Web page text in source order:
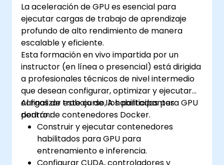
La aceleración de GPU es esencial para
ejecutar cargas de trabajo de aprendizaje
profundo de alto rendimiento de manera
escalable y eficiente.
Esta formación en vivo impartida por un
instructor (en línea o presencial) está dirigida
a profesionales técnicos de nivel intermedio
que desean configurar, optimizar y ejecutar
cargas de trabajo de IA habilitadas para GPU
dentro de contenedores Docker.
Al finalizar este curso, los participantes
podrán:
Construir y ejecutar contenedores
habilitados para GPU para
entrenamiento e inferencia.
Configurar CUDA, controladores y